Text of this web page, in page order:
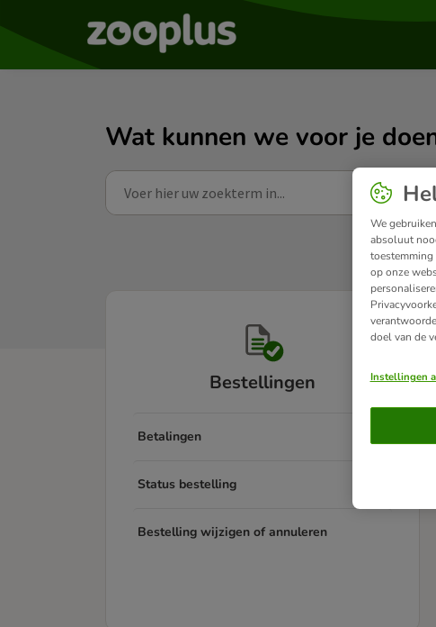
Wat kunnen we voor je
Bestellingen
Betalingen
Status bestelling
Bestelling wijzigen of annuleren
We
absoluut
op onze
doel van de
Instellingen